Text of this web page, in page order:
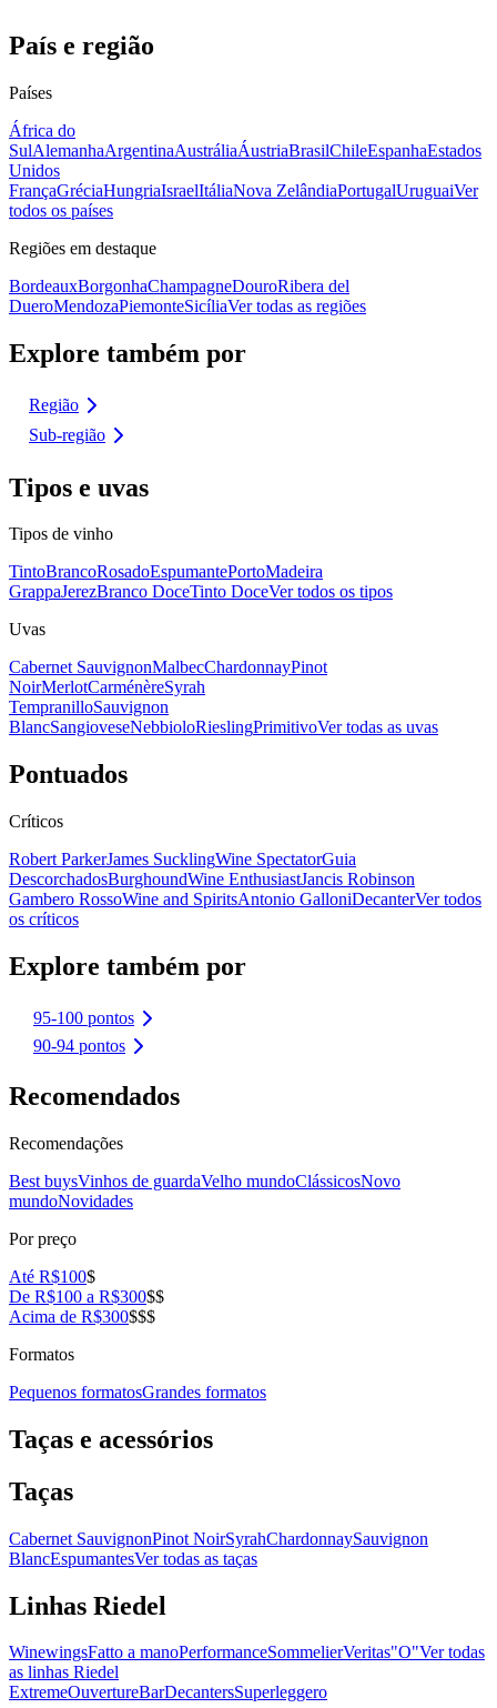
País e região
Países
África do
SulAlemanhaArgentinaAustráliaÁustriaBrasilChileEspanhaEstados
Unidos
FrançaGréciaHungriaIsraelItáliaNova ZelândiaPortugalUruguaiVer
todos os países
Regiões em destaque
BordeauxBorgonhaChampagneDouroRibera del
DueroMendozaPiemonteSicíliaVer todas as regiões
Explore também por
Região
Sub-região
Tipos e uvas
Tipos de vinho
TintoBrancoRosadoEspumantePortoMadeira
GrappaJerezBranco DoceTinto DoceVer todos os tipos
Uvas
Cabernet SauvignonMalbecChardonnayPinot
NoirMerlotCarménèreSyrah
TempranilloSauvignon
BlancSangioveseNebbioloRieslingPrimitivoVer todas as uvas
Pontuados
Críticos
Robert ParkerJames SucklingWine SpectatorGuia
DescorchadosBurghoundWine EnthusiastJancis Robinson
Gambero RossoWine and SpiritsAntonio GalloniDecanterVer todos
os críticos
Explore também por
95-100 pontos
90-94 pontos
Recomendados
Recomendações
Best buysVinhos de guardaVelho mundoClássicosNovo
mundoNovidades
Por preço
Até R$100$
De R$100 a R$300$$
Acima de R$300$$$
Formatos
Pequenos formatosGrandes formatos
Taças e acessórios
Taças
Cabernet SauvignonPinot NoirSyrahChardonnaySauvignon
BlancEspumantesVer todas as taças
Linhas Riedel
WinewingsFatto a manoPerformanceSommelierVeritas"O"Ver todas
as linhas Riedel
ExtremeOuvertureBarDecantersSuperleggero